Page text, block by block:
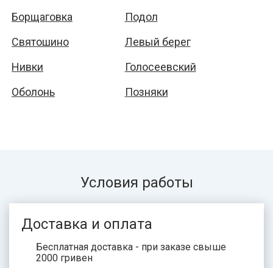
Борщаговка
Святошино
Нивки
Оболонь
Подол
Левый берег
Голосеевский
Позняки
Условия работы
Доставка и оплата
Бесплатная доставка - при заказе свыше
2000 гривен